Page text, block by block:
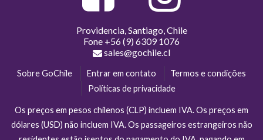
Providencia, Santiago, Chile
Fone +56 (9) 6309 1076
sales@gochile.cl
Sobre GoChile Entrar em contato
Termos e condições
Políticas de privacidade
Os preços em pesos chilenos (CLP) incluem IVA. Os preços em
dólares (USD) não incluem IVA. Os passageiros estrangeiros não